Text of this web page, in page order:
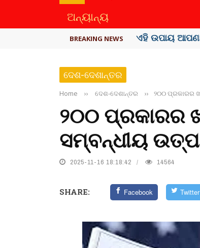
ଅନ୍ୟାନ୍ୟ
BREAKING NEWS ଏହି ଉପାୟ
ଦେଶ-ଦେଶାନ୍ତର
Home ›› ଦେଶ-ଦେଶାନ୍ତର ›› ୨୦୦ ପ୍ରକାରର
୨୦୦ ପ୍ରକାରର
ସମ୍ବନ୍ଧୀୟ
2025-11-16 18:18:42 14564
SHARE: Facebook Twitter